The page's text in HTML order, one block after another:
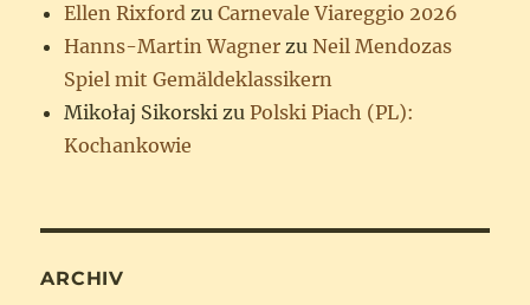
Ellen Rixford zuCarnevale Viareggio 2026
Hanns-Martin Wagner zuNeil Mendozas
Spiel mit Gemäldeklassikern
Mikołaj Sikorski zuPolski Piach (PL):
Kochankowie
ARCHIV